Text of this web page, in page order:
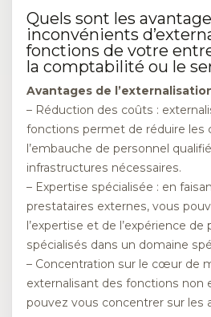
Quels sont les
inconvénients
fonctions de votre
la comptabilité ou le
Avantages de
– Réduction des coûts :
fonctions permet de réduire les
l’embauche de personnel
infrastructures nécessaires.
– Expertise spécialisée : en
prestataires externes, vous
l’expertise et de l’expérience
spécialisés dans un domaine
– Concentration sur le cœur de
externalisant des fonctions non
pouvez vous concentrer sur les